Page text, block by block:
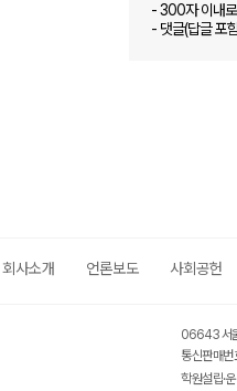
- 300자 이내
- 댓글(답글 포
회사소개 언론보도 사회공헌
06643 서
통신판매
학원설립·